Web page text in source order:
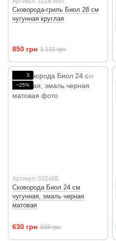
Сковорода-гриль Биол 28 см
чугунная круглая
850 грн 1 131 грн
3
−25%
Артикул: 03246E
Сковорода Биол 24 см
чугунная, эмаль черная
матовая
630 грн 838 грн